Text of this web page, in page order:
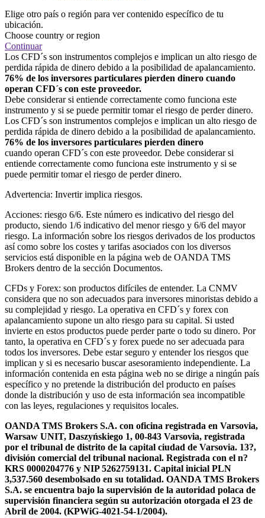
Elige otro país o región para ver contenido específico de tu
ubicación.
Choose country or region
Continuar
Los CFD´s son instrumentos complejos e implican un alto riesgo de
perdida rápida de dinero debido a la posibilidad de apalancamiento.
76% de los inversores particulares pierden dinero cuando
operan CFD´s con este proveedor.
Debe considerar si entiende correctamente como funciona este
instrumento y si se puede permitir tomar el riesgo de perder dinero.
Los CFD´s son instrumentos complejos e implican un alto riesgo de
perdida rápida de dinero debido a la posibilidad de apalancamiento.
76% de los inversores particulares pierden dinero
cuando operan CFD´s con este proveedor. Debe considerar si
entiende correctamente como funciona este instrumento y si se
puede permitir tomar el riesgo de perder dinero.
Advertencia: Invertir implica riesgos.
Acciones: riesgo 6/6. Este número es indicativo del riesgo del
producto, siendo 1/6 indicativo del menor riesgo y 6/6 del mayor
riesgo. La información sobre los riesgos derivados de los productos
así como sobre los costes y tarifas asociados con los diversos
servicios está disponible en la página web de OANDA TMS
Brokers dentro de la sección Documentos.
CFDs y Forex: son productos difíciles de entender. La CNMV
considera que no son adecuados para inversores minoristas debido a
su complejidad y riesgo. La operativa en CFD´s y forex con
apalancamiento supone un alto riesgo para su capital. Si usted
invierte en estos productos puede perder parte o todo su dinero. Por
tanto, la operativa en CFD´s y forex puede no ser adecuada para
todos los inversores. Debe estar seguro y entender los riesgos que
implican y si es necesario buscar asesoramiento independiente. La
información contenida en esta página web no se dirige a ningún país
específico y no pretende la distribución del producto en países
donde la distribución y uso de esta información sea incompatible
con las leyes, regulaciones y requisitos locales.
OANDA TMS Brokers S.A. con oficina registrada en Varsovia,
Warsaw UNIT, Daszyńskiego 1, 00-843 Varsovia, registrada
por el tribunal de distrito de la capital ciudad de Varsovia. 13?,
división comercial del tribunal nacional. Registrada con el n?
KRS 0000204776 y NIP 5262759131. Capital inicial PLN
3,537.560 desembolsado en su totalidad. OANDA TMS Brokers
S.A. se encuentra bajo la supervisión de la autoridad polaca de
supervisión financiera según su autorización otorgada el 23 de
Abril de 2004. (KPWiG-4021-54-1/2004).